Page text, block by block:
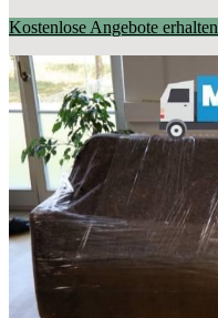
Kostenlose Angebote erhalten